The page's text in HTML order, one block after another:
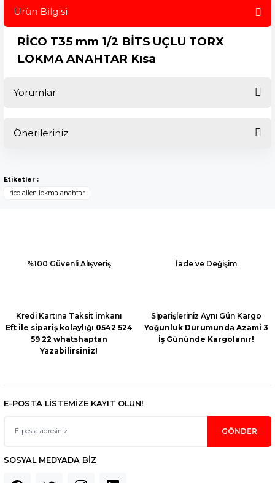
Ürün Bilgisi
RİCO T35 mm 1/2 BİTS UÇLU TORX
LOKMA ANAHTAR Kısa
Yorumlar
Önerileriniz
kullanarak tarafımıza iletebilirsiniz.
Görüş ve önerileriniz için teşekkür ederiz.
Ürün bilgilerinde hatalar bulunuyor.
Etiketler :
rico allen lokma anahtar
%100 Güvenli Alışveriş İade ve Değişim
Kredi Kartına Taksit İmkanı
Eft ile sipariş kolaylığı 0542 524
59 22 whatshaptan
Yazabilirsiniz!
Siparişleriniz Aynı Gün Kargo
Yoğunluk Durumunda Azami 3
İş Gününde Kargolanır!
E-POSTA LİSTEMİZE KAYIT OLUN!
GÖNDER
SOSYAL MEDYADA BİZ